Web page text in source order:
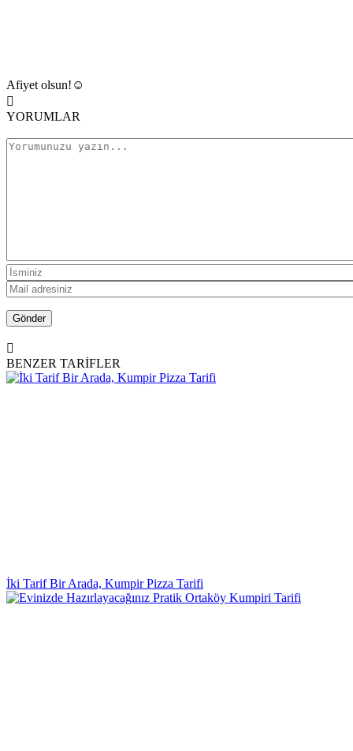
Afiyet olsun!☺️
YORUMLAR
BENZER TARİFLER
İki Tarif Bir Arada, Kumpir Pizza Tarifi